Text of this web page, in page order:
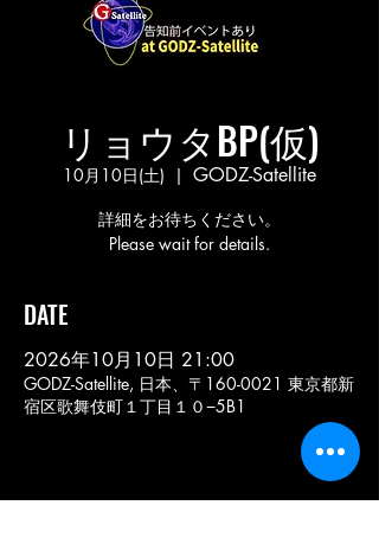
リョウタBP(仮)
10月10日(土)
  |
GODZ-Satellite
詳細をお待ちください。
Please wait for details.
DATE
2026年10月10日 21:00
GODZ-Satellite, 日本、〒160-0021 東京都新
宿区歌舞伎町１丁目１０−5B1